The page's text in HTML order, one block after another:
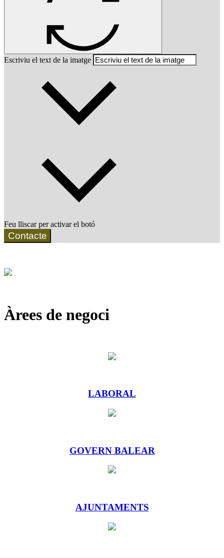
Escriviu el text de la imatge
Feu lliscar per activar el botó
Contacte
Àrees de negoci
LABORAL
GOVERN BALEAR
AJUNTAMENTS